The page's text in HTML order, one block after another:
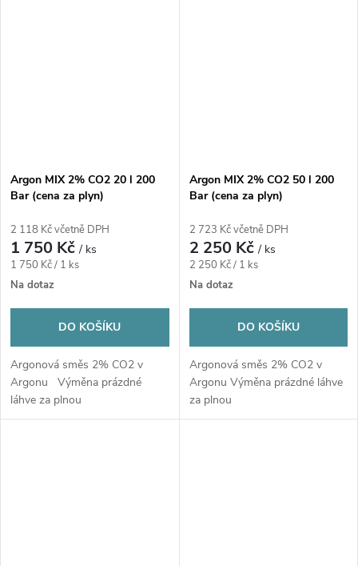
Argon MIX 2% CO2 20 l 200
Bar (cena za plyn)
2 118 Kč včetně DPH
1 750 Kč/ ks
Měrná
cena:
1 750 Kč / 1 ks
Na dotaz
DO KOŠÍKU
Argonová směs 2% CO2 v
Argonu Výměna prázdné
láhve za plnou
Argon MIX 2% CO2 50 l 200
Bar (cena za plyn)
2 723 Kč včetně DPH
2 250 Kč/ ks
Měrná
cena:
2 250 Kč / 1 ks
Na dotaz
DO KOŠÍKU
Argonová směs 2% CO2 v
Argonu Výměna prázdné láhve
za plnou